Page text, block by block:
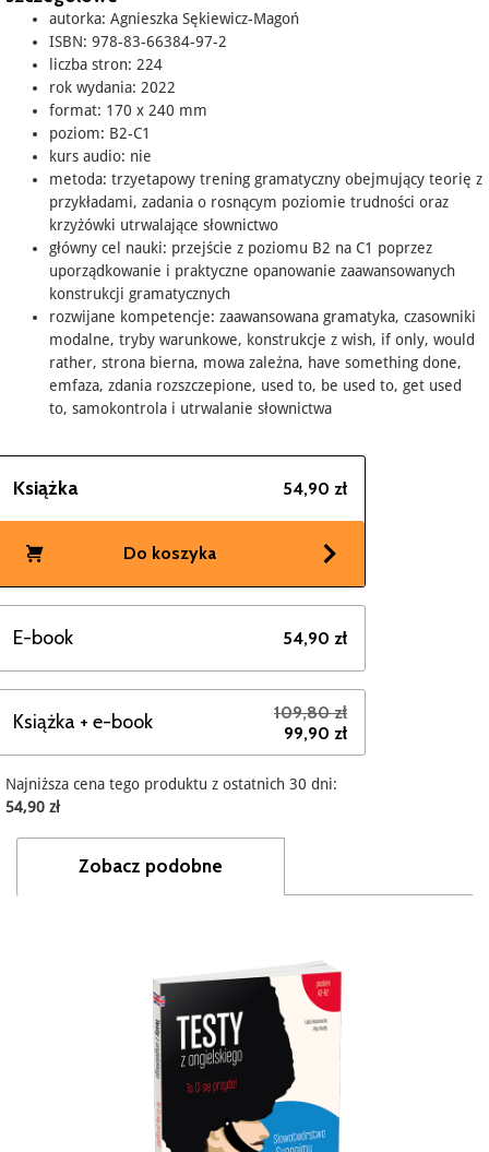
autorka: Agnieszka Sękiewicz-Magoń
ISBN: 978-83-66384-97-2
liczba stron: 224
rok wydania: 2022
format: 170 x 240 mm
poziom: B2-C1
kurs audio: nie
metoda: trzyetapowy trening gramatyczny obejmujący teorię z
przykładami, zadania o rosnącym poziomie trudności oraz
krzyżówki utrwalające słownictwo
główny cel nauki: przejście z poziomu B2 na C1 poprzez
uporządkowanie i praktyczne opanowanie zaawansowanych
konstrukcji gramatycznych
rozwijane kompetencje: zaawansowana gramatyka, czasowniki
modalne, tryby warunkowe, konstrukcje z wish, if only, would
rather, strona bierna, mowa zależna, have something done,
emfaza, zdania rozszczepione, used to, be used to, get used
to, samokontrola i utrwalanie słownictwa
Książka 54,90 zł
Do koszyka
E-book 54,90 zł
Książka + e-book
109,80 zł
99,90 zł
Najniższa cena tego produktu z ostatnich 30 dni:
54,90 zł
Zobacz podobne